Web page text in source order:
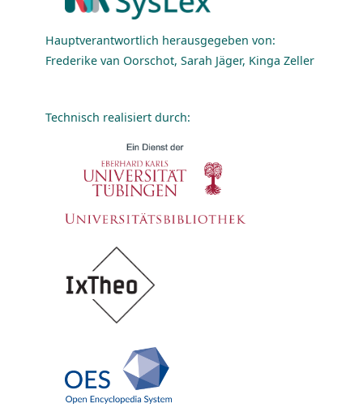
Hauptverantwortlich herausgegeben von:
Frederike van Oorschot, Sarah Jäger, Kinga Zeller
Technisch realisiert durch: